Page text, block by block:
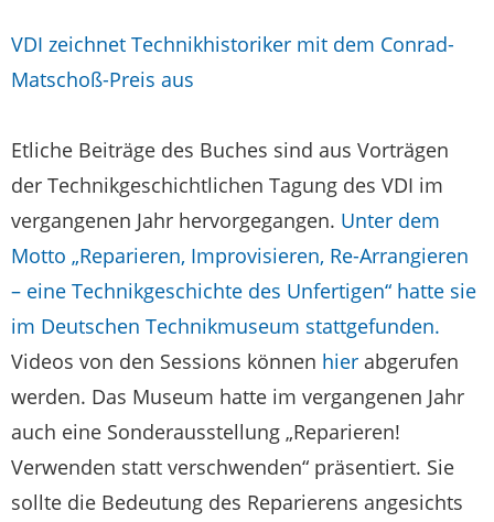
VDI zeichnet Technikhistoriker mit dem Conrad-
Matschoß-Preis aus
Etliche Beiträge des Buches sind aus Vorträgen
der Technikgeschichtlichen Tagung des VDI im
vergangenen Jahr hervorgegangen. Unter dem
Motto „Reparieren, Improvisieren, Re-Arrangieren
– eine Technikgeschichte des Unfertigen“ hatte sie
im Deutschen Technikmuseum stattgefunden.
Videos von den Sessions können hier abgerufen
werden. Das Museum hatte im vergangenen Jahr
auch eine Sonderausstellung „Reparieren!
Verwenden statt verschwenden“ präsentiert. Sie
sollte die Bedeutung des Reparierens angesichts